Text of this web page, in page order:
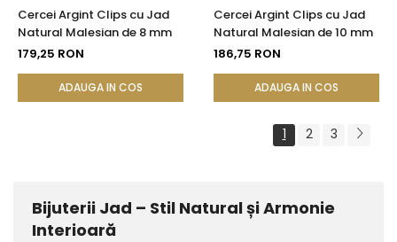
Cercei Argint Clips cu Jad
Natural Malesian de 8 mm
179,25 RON
ADAUGA IN COS
Cercei Argint Clips cu Jad
Natural Malesian de 10 mm
186,75 RON
ADAUGA IN COS
1 2 3
Bijuterii Jad – Stil Natural și Armonie
Interioară